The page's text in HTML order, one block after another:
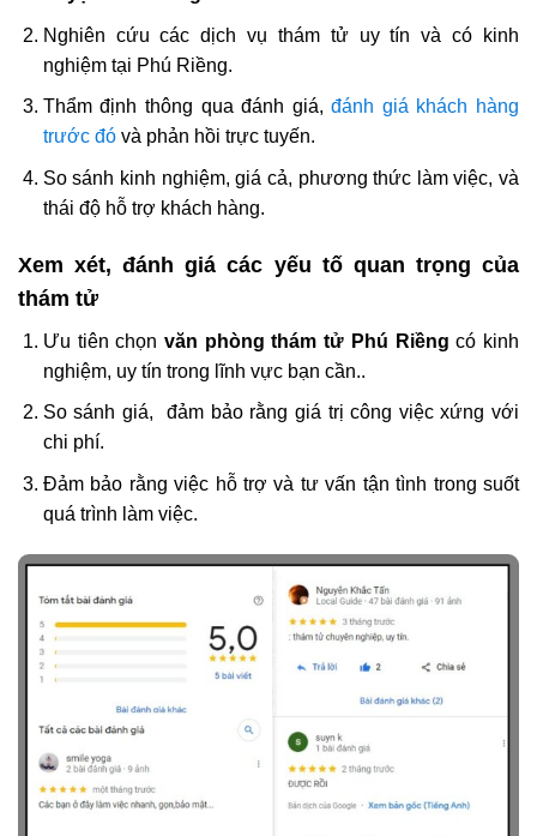
Nghiên cứu các dịch vụ thám tử uy tín và có kinh
nghiệm tại Phú Riềng.
Thẩm định thông qua đánh giá,đánh giá khách hàng
trước đóvà phản hồi trực tuyến.
So sánh kinh nghiệm, giá cả, phương thức làm việc, và
thái độ hỗ trợ khách hàng.
Xem xét, đánh giá các yếu tố quan trọng của
thám tử
Ưu tiên chọn văn phòng thám tử Phú Riềng có kinh
nghiệm, uy tín trong lĩnh vực bạn cần..
So sánh giá, đảm bảo rằng giá trị công việc xứng với
chi phí.
Đảm bảo rằng việc hỗ trợ và tư vấn tận tình trong suốt
quá trình làm việc.